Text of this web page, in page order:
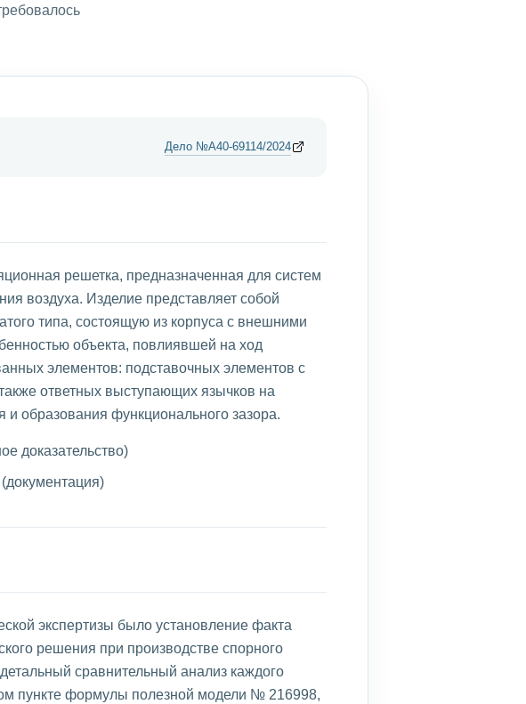
Дело №А40-69114/2024
решетка, предназначенная для систем
воздуха. Изделие представляет собой
типа, состоящую из корпуса с внешними
объекта, повлиявшей на ход
элементов: подставочных элементов с
ответных выступающих язычков на
образования функционального зазора.
доказательство)
экспертизы было установление факта
решения при производстве спорного
сравнительный анализ каждого
пункте формулы полезной модели № 216998,